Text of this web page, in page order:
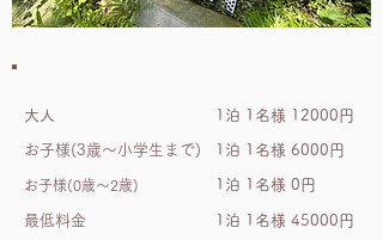
大人 1泊 1名様 12000円
お子様(3歳～小学生まで) 1泊 1名様 6000円
お子様(0歳～2歳) 1泊 1名様 0円
最低料金 1泊 1名様 45000円